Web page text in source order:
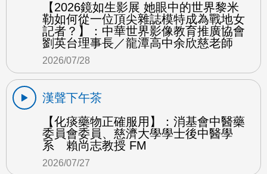
【2026鏡如生影展 她眼中的世界黎米
勒如何從一位頂尖雜誌模特成為戰地女
記者？】：中華世界影像教育推廣協會
劉英台理事長／龍潭高中余欣慈老師
2026/07/28
漢聲下午茶
【化痰藥物正確服用】：消基會中醫藥
委員會委員、慈濟大學學士後中醫學
系 賴尚志教授 FM
2026/07/27